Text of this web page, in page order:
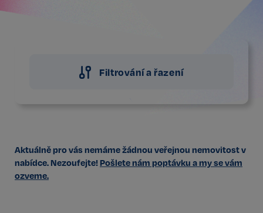
Filtrování a řazení
Aktuálně pro vás nemáme žádnou veřejnou nemovitost v
nabídce. Nezoufejte! Pošlete nám poptávku a my se vám
ozveme.